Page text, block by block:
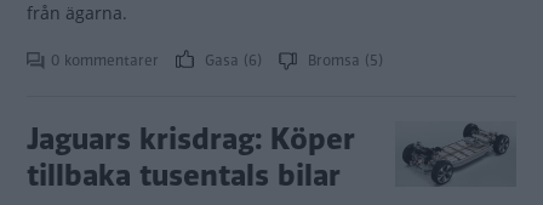
från ägarna.
0 kommentarer Gasa (6) Bromsa (5)
Jaguars krisdrag: Köper
tillbaka tusentals bilar